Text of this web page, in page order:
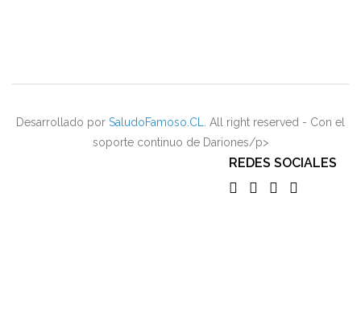
Desarrollado por SaludoFamoso.CL
. All right reserved - Con el
soporte continuo de Dariones/p>
REDES SOCIALES